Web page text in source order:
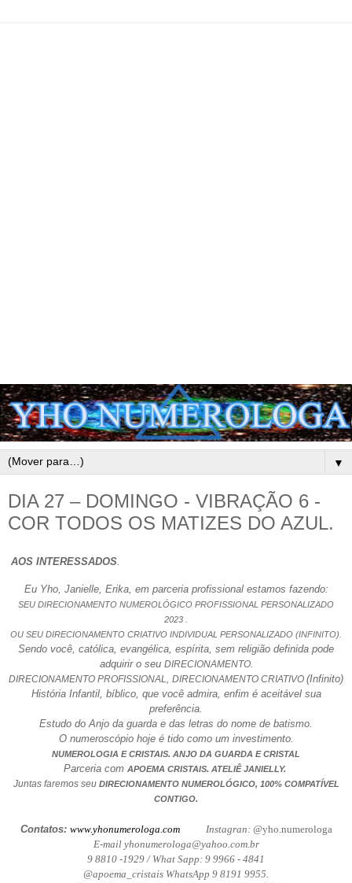
▼
DIA 27 – DOMINGO - VIBRAÇÃO 6 -
COR TODOS OS MATIZES DO AZUL.
AOS INTERESSADOS
Eu Yho, Janielle, Erika, em parceria profissional estamos fazendo:
SEU DIRECIONAMENTO NUMEROLÓGICO PROFISSIONAL PERSONALIZADO
2023 .
OU SEU DIRECIONAMENTO CRIATIVO INDIVIDUAL PERSONALIZADO (INFINITO).
Sendo você, católica, evangélica, espírita, sem religião definida pode
adquirir o seu DIRECIONAMENTO.
DIRECIONAMENTO PROFISSIONAL, DIRECIONAMENTO CRIATIVO (Infinito)
História Infantil, bíblico, que você admira, enfim é aceitável sua
preferência.
Estudo do Anjo da guarda e das letras do nome de batismo.
O numeroscópio hoje é tido como um investimento.
NUMEROLOGIA E CRISTAIS. ANJO DA GUARDA E CRISTAL
Parceria com APOEMA CRISTAIS. ATELIÊ JANIELLY.
Juntas faremos seu DIRECIONAMENTO NUMEROLÓGICO, 100% COMPATÍVEL
CONTIGO.
Contatos: www.yhonumerologa.comInstagran: @yho.numerologa
E-mail yhonumerologa@yahoo.com.br
9 8810 -1929 / What Sapp: 9 9966 - 4841
@apoema_cristais WhatsApp 9 8191 9955.